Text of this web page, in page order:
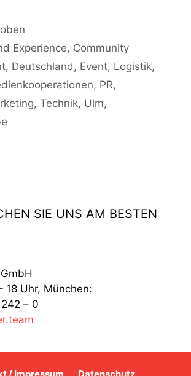
Experience, Community
, Deutschland, Event, Logistik,
, PR,
, Technik, Ulm,
SIE UNS AM BESTEN
18 Uhr, München:
– 0